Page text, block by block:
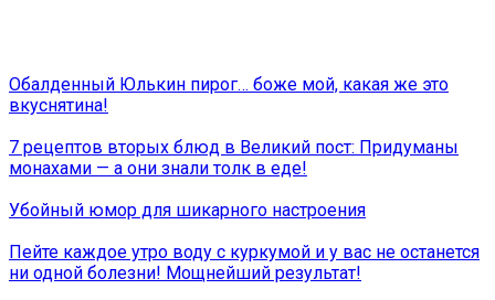
Обалденный Юлькин пирог… боже мой, какая же это
вкуснятина!
7 рецептов вторых блюд в Великий пост: Придуманы
монахами — а они знали толк в еде!
Убойный юмор для шикарного настроения
Пейте каждое утро воду с куркумой и у вас не останется
ни одной болезни! Мощнейший результат!